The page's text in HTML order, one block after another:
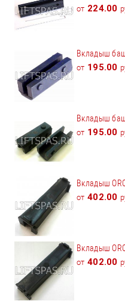
от 224.00
Вкладыш
от 195.00
Вкладыш
от 195.00
Вкладыш
от 402.00
Вкладыш
от 402.00